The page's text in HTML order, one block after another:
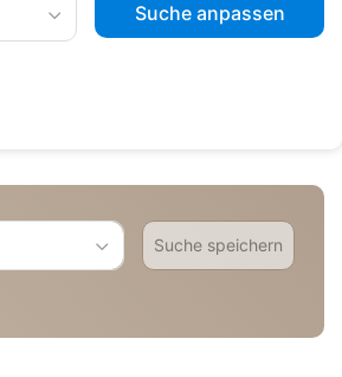
Suche anpassen
Suche speichern